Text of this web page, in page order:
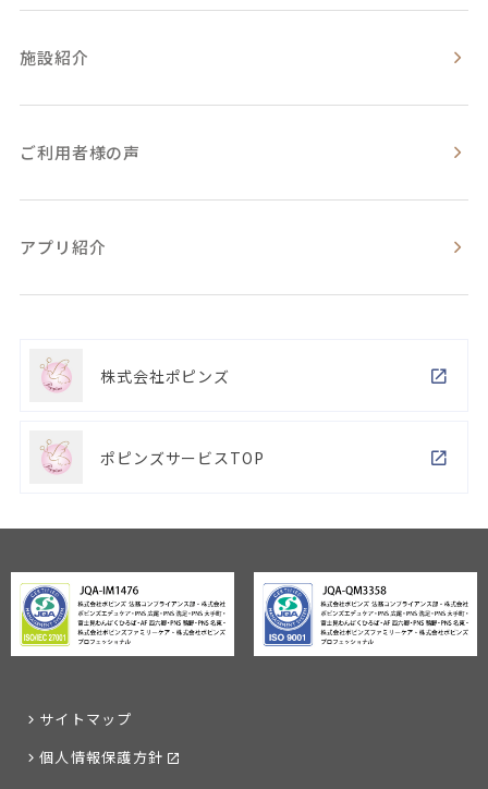
施設紹介
ご利用者様の声
アプリ紹介
株式会社ポピンズ
ポピンズサービスTOP
サイトマップ
個人情報保護方針